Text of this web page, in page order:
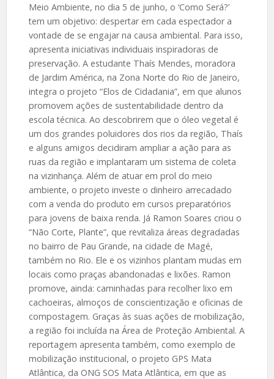
Meio Ambiente, no dia 5 de junho, o ‘Como Será?’
tem um objetivo: despertar em cada espectador a
vontade de se engajar na causa ambiental. Para isso,
apresenta iniciativas individuais inspiradoras de
preservação. A estudante Thaís Mendes, moradora
de Jardim América, na Zona Norte do Rio de Janeiro,
integra o projeto “Elos de Cidadania”, em que alunos
promovem ações de sustentabilidade dentro da
escola técnica. Ao descobrirem que o óleo vegetal é
um dos grandes poluidores dos rios da região, Thaís
e alguns amigos decidiram ampliar a ação para as
ruas da região e implantaram um sistema de coleta
na vizinhança. Além de atuar em prol do meio
ambiente, o projeto investe o dinheiro arrecadado
com a venda do produto em cursos preparatórios
para jovens de baixa renda. Já Ramon Soares criou o
“Não Corte, Plante”, que revitaliza áreas degradadas
no bairro de Pau Grande, na cidade de Magé,
também no Rio. Ele e os vizinhos plantam mudas em
locais como praças abandonadas e lixões. Ramon
promove, ainda: caminhadas para recolher lixo em
cachoeiras, almoços de conscientização e oficinas de
compostagem. Graças às suas ações de mobilização,
a região foi incluída na Área de Proteção Ambiental. A
reportagem apresenta também, como exemplo de
mobilização institucional, o projeto GPS Mata
Atlântica, da ONG SOS Mata Atlântica, em que as